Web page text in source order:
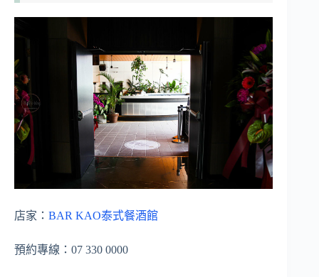
店家： BAR KAO泰式餐酒館
預約專線：07 330 0000